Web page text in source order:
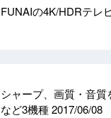
FUNAIの4K/HDRテレ
シャープ、画質・音質
など3機種2017/06/08